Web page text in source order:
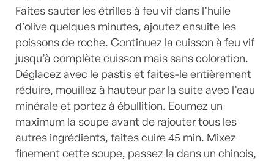
Faites sauter les étrilles à feu vif dans l’huile
d’olive quelques minutes, ajoutez ensuite les
poissons de roche. Continuez la cuisson à feu vif
jusqu’à complète cuisson mais sans coloration.
Déglacez avec le pastis et faites-le entièrement
réduire, mouillez à hauteur par la suite avec l’eau
minérale et portez à ébullition. Ecumez un
maximum la soupe avant de rajouter tous les
autres ingrédients, faites cuire 45 min. Mixez
finement cette soupe, passez la dans un chinois,